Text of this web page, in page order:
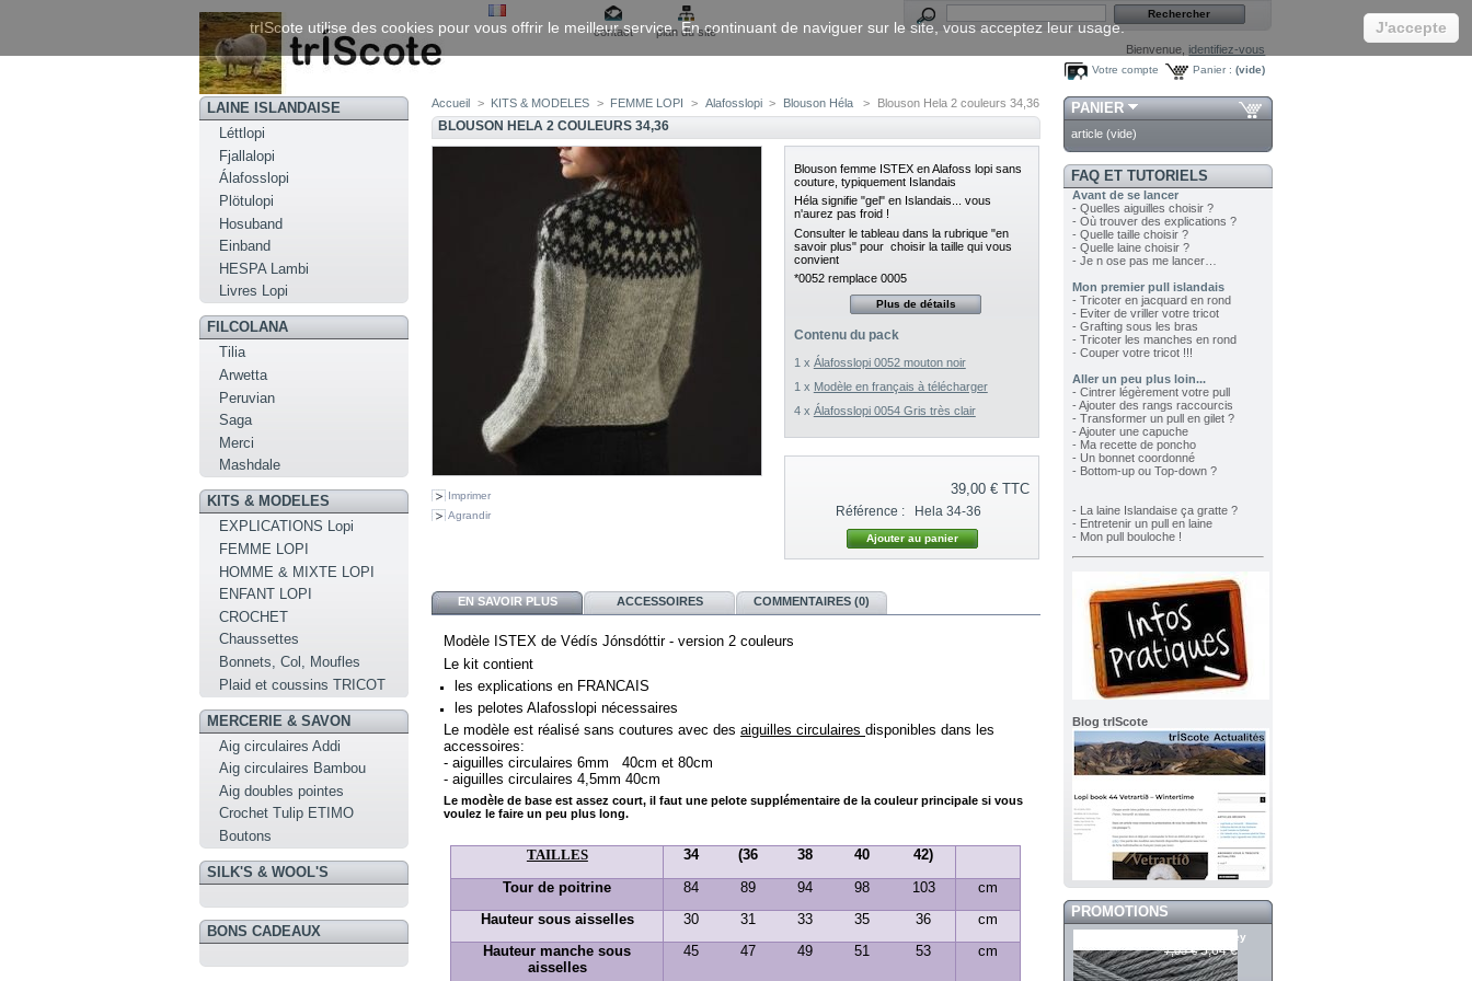
contact
plan du site
Bienvenue, identifiez-vous
Panier : (vide)
Votre compte
LAINE ISLANDAISE
Léttlopi
Fjallalopi
Álafosslopi
Plötulopi
Hosuband
Einband
HESPA Lambi
Livres Lopi
FILCOLANA
Tilia
Arwetta
Peruvian
Saga
Merci
Mashdale
KITS & MODELES
EXPLICATIONS Lopi
FEMME LOPI
HOMME & MIXTE LOPI
ENFANT LOPI
CROCHET
Chaussettes
Bonnets, Col, Moufles
Plaid et coussins TRICOT
MERCERIE & SAVON
Aig circulaires Addi
Aig circulaires Bambou
Aig doubles pointes
Crochet Tulip ETIMO
Boutons
SILK'S & WOOL'S
BONS CADEAUX
Accueil > KITS & MODELES > FEMME LOPI > Alafosslopi > Blouson Héla > Blouson Hela 2 couleurs 34,36
BLOUSON HELA 2 COULEURS 34,36
Imprimer
Agrandir
Blouson femme ISTEX en Alafoss lopi sans
couture, typiquement Islandais
Héla signifie "gel" en Islandais... vous
n'aurez pas froid !
Consulter le tableau dans la rubrique "en
savoir plus" pour choisir la taille qui vous
convient
*0052 remplace 0005
Plus de détails
Contenu du pack
1 x Álafosslopi 0052 mouton noir
1 x Modèle en français à télécharger
4 x Álafosslopi 0054 Gris très clair
39,00 €TTC
Référence :
Hela 34-36
EN SAVOIR PLUS ACCESSOIRES COMMENTAIRES (0)
Modèle ISTEX de Védís Jónsdóttir - version 2 couleurs
Le kit contient
les explications en FRANCAIS
les pelotes Alafosslopi nécessaires
Le modèle est réalisé sans coutures avec des aiguilles circulaires disponibles dans les
accessoires:
- aiguilles circulaires 6mm   40cm et 80cm
- aiguilles circulaires 4,5mm 40cm
Le modèle de base est assez court, il faut une pelote supplémentaire de la couleur principale si vous
voulez le faire un peu plus long.
TAILLES 34 (36 38 40
42)
Tour de poitrine
84 89 94 98 103
cm
Hauteur sous aisselles
30 31 33 35 36
cm
Hauteur manche sous
aisselles
45 47 49 51 53 cm
PANIER
article (vide)
FAQ ET TUTORIELS
Avant de se lancer
- Quelles aiguilles choisir ?
- Où trouver des explications ?
- Quelle taille choisir ?
- Quelle laine choisir ?
- Je n ose pas me lancer…
Mon premier pull islandais
- Tricoter en jacquard en rond
- Eviter de vriller votre tricot
- Grafting sous les bras
- Tricoter les manches en rond
- Couper votre tricot !!!
Aller un peu plus loin...
- Cintrer légèrement votre pull
- Ajouter des rangs raccourcis
- Transformer un pull en gilet ?
- Ajouter une capuche
- Ma recette de poncho
- Un bonnet coordonné
- Bottom-up ou Top-down ?
- La laine Islandaise ça gratte ?
- Entretenir un pull en laine
- Mon pull bouloche !
Blog trIScote
PROMOTIONS
Merci 958 Grey
7,05 € 5,64 €
trIScote utilise des cookies pour vous offrir le meilleur service. En continuant de naviguer sur le site, vous acceptez leur usage. J'accepte